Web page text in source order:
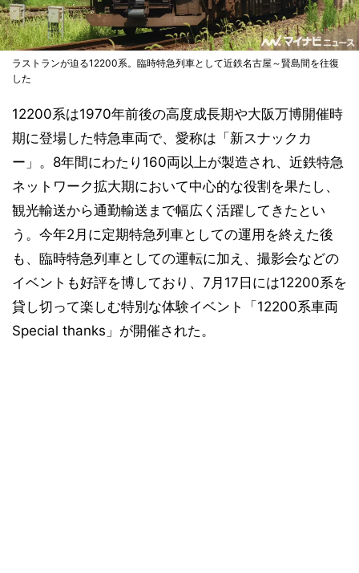
ラストランが迫る12200系。臨時特急列車として近鉄名古屋～賢島間を往復
した
12200系は1970年前後の高度成長期や大阪万博開催時
期に登場した特急車両で、愛称は「新スナックカ
ー」。8年間にわたり160両以上が製造され、近鉄特急
ネットワーク拡大期において中心的な役割を果たし、
観光輸送から通勤輸送まで幅広く活躍してきたとい
う。今年2月に定期特急列車としての運用を終えた後
も、臨時特急列車としての運転に加え、撮影会などの
イベントも好評を博しており、7月17日には12200系を
貸し切って楽しむ特別な体験イベント「12200系車両
Special thanks」が開催された。